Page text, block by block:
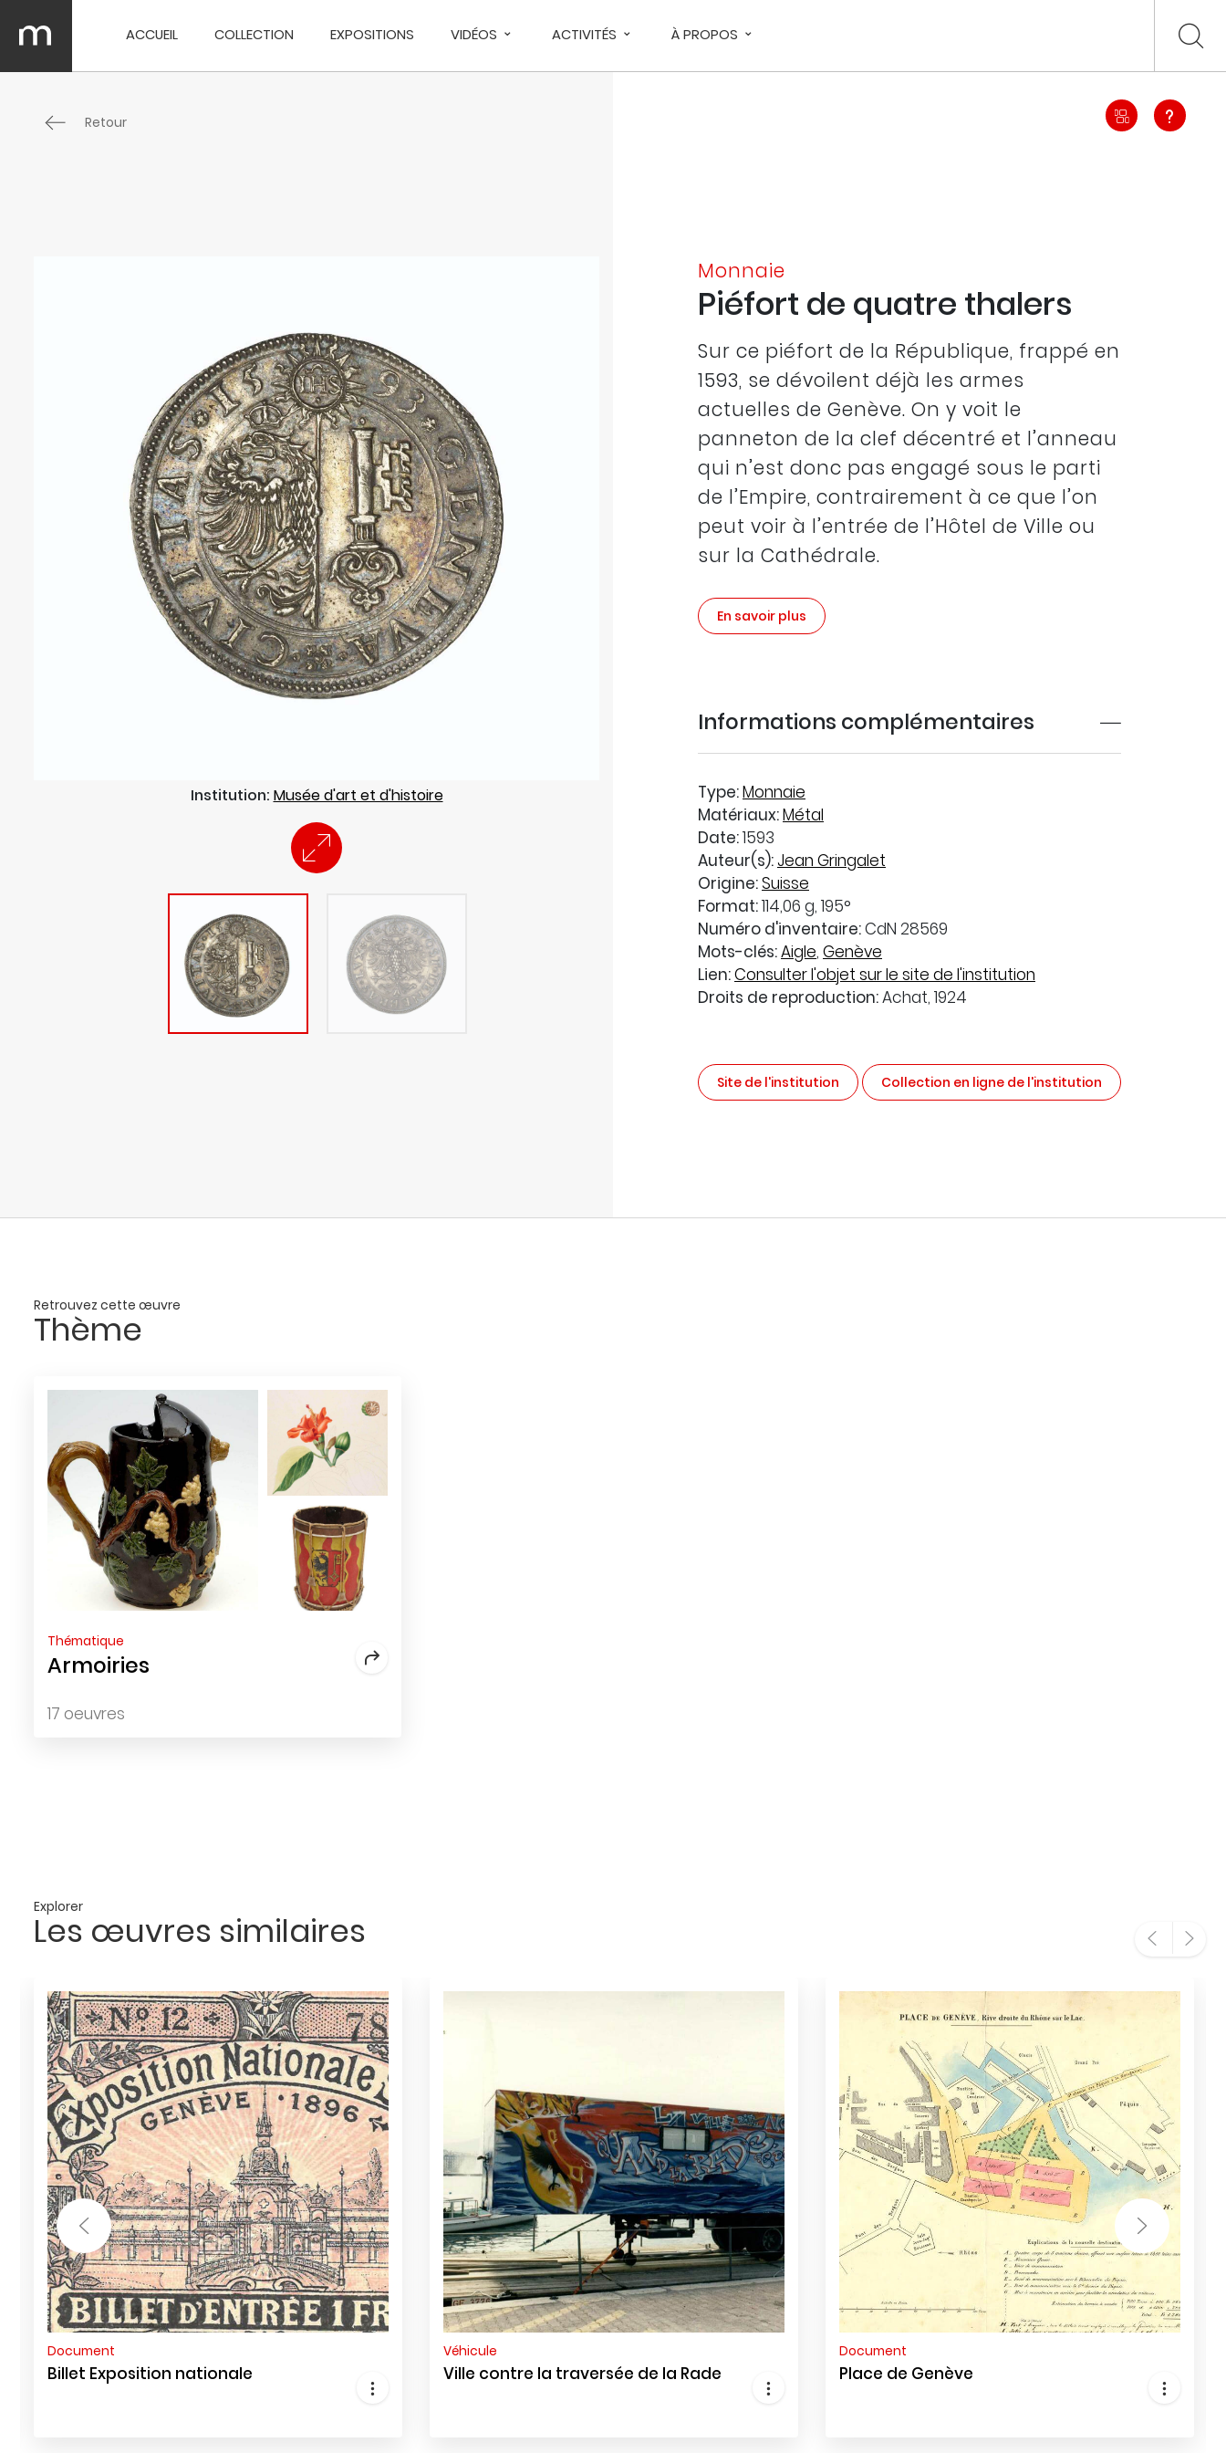
ACCUEIL COLLECTION EXPOSITIONS VIDÉOS ACTIVITÉS À PROPOS
Retour
Institution: Musée d'art et d'histoire
Monnaie
Piéfort de quatre thalers
Sur ce piéfort de la République, frappé en
1593, se dévoilent déjà les armes
actuelles de Genève. On y voit le
panneton de la clef décentré et l’anneau
qui n’est donc pas engagé sous le parti
de l’Empire, contrairement à ce que l’on
peut voir à l’entrée de l’Hôtel de Ville ou
sur la Cathédrale.
En savoir plus
Informations complémentaires
Type:Monnaie
Matériaux:Métal
Date:1593
Auteur(s):Jean Gringalet
Origine:Suisse
Format:114,06 g, 195°
Numéro d'inventaire:CdN 28569
Mots-clés:Aigle, Genève
Lien:Consulter l'objet sur le site de l'institution
Droits de reproduction:Achat, 1924
Site de l'institution Collection en ligne de l'institution
Retrouvez cette œuvre
Thème
Thématique
Armoiries
17 oeuvres
Explorer
Les œuvres similaires
Document
Billet Exposition nationale
Véhicule
Ville contre la traversée de la Rade
Document
Place de Genève